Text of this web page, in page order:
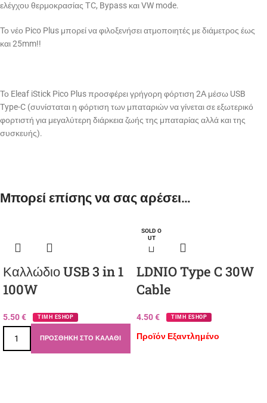
ελέγχου θερμοκρασίας ΤC, Bypass και VW mode.
Το νέο Pico Plus μπορεί να φιλοξενήσει ατμοποιητές με διάμετρος έως
και 25mm!!
Το Eleaf iStick Pico Plus προσφέρει γρήγορη φόρτιση 2Α μέσω USB
Type-C (συνίσταται η φόρτιση των μπαταριών να γίνεται σε εξωτερικό
φορτιστή για μεγαλύτερη διάρκεια ζωής της μπαταρίας αλλά και της
συσκευής).
Μπορεί επίσης να σας αρέσει…
Καλλώδιο USB 3 in 1
100W
5.50€ ΤΙΜΗ ESHOP
ΠΡΟΣΘΉΚΗ ΣΤΟ ΚΑΛΆΘΙ
SOLD O
UT
LDNIO Type C 30W
Cable
4.50€ ΤΙΜΗ ESHOP
Προϊόν Εξαντλημένο